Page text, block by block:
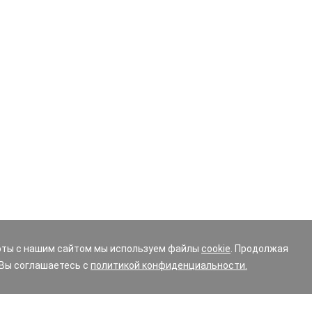
с нашим сайтом мы используем файлы cookie . Продолжая
соглашаетесь с политикой конфиденциальности.